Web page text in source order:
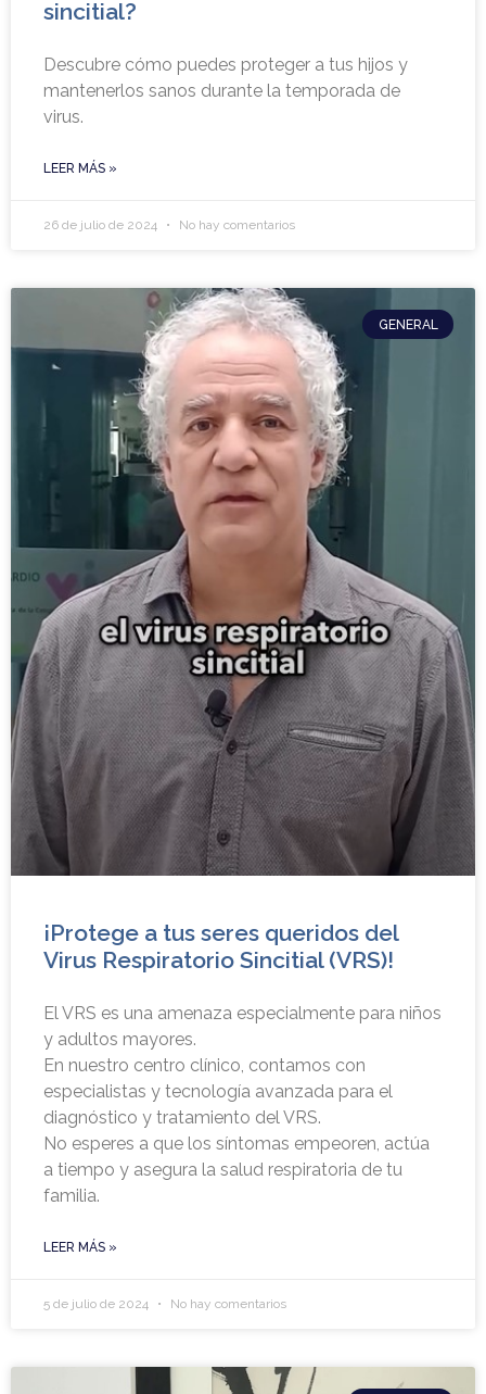
sincitial?
Descubre cómo puedes proteger a tus hijos y
mantenerlos sanos durante la temporada de
virus.
LEER MÁS »
26 de julio de 2024 No hay comentarios
GENERAL
¡Protege a tus seres queridos del
Virus Respiratorio Sincitial (VRS)!
El VRS es una amenaza especialmente para niños
y adultos mayores.
En nuestro centro clínico, contamos con
especialistas y tecnología avanzada para el
diagnóstico y tratamiento del VRS.
No esperes a que los síntomas empeoren, actúa
a tiempo y asegura la salud respiratoria de tu
familia.
LEER MÁS »
5 de julio de 2024 No hay comentarios